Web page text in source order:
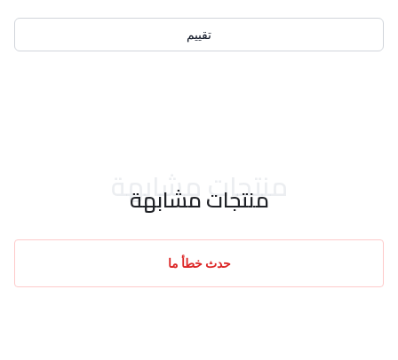
تقييم
منتجات مشابهة
منتجات مشابهة
حدث خطأ ما